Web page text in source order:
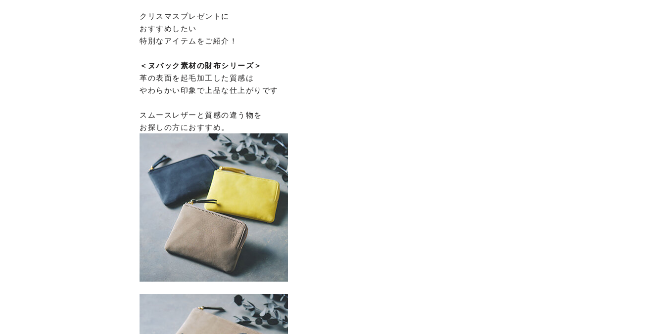
クリスマスプレゼントに
おすすめしたい
特別なアイテムをご紹介！
＜ヌバック素材の財布シリーズ＞
革の表面を起毛加工した質感は
やわらかい印象で上品な仕上がりです
スムースレザーと質感の違う物を
お探しの方におすすめ。